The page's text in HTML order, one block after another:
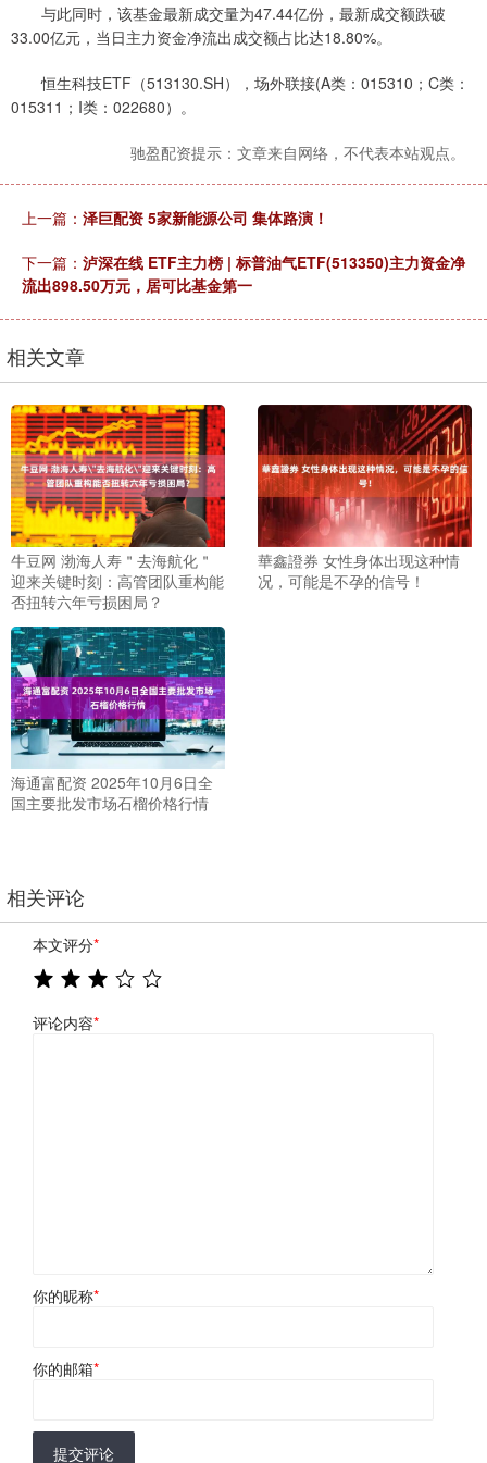
与此同时，该基金最新成交量为47.44亿份，最新成交额跌破
33.00亿元，当日主力资金净流出成交额占比达18.80%。
恒生科技ETF（513130.SH），场外联接(A类：015310；C类：
015311；I类：022680）。
驰盈配资提示：文章来自网络，不代表本站观点。
上一篇： 泽巨配资 5家新能源公司 集体路演！
下一篇： 泸深在线 ETF主力榜 | 标普油气ETF(513350)主力资金净
流出898.50万元，居可比基金第一
相关文章
牛豆网 渤海人寿＂去海航化＂
迎来关键时刻：高管团队重构能
否扭转六年亏损困局？
華鑫證券 女性身体出现这种情
况，可能是不孕的信号！
海通富配资 2025年10月6日全
国主要批发市场石榴价格行情
相关评论
本文评分*
评论内容*
你的昵称*
你的邮箱*
提交评论